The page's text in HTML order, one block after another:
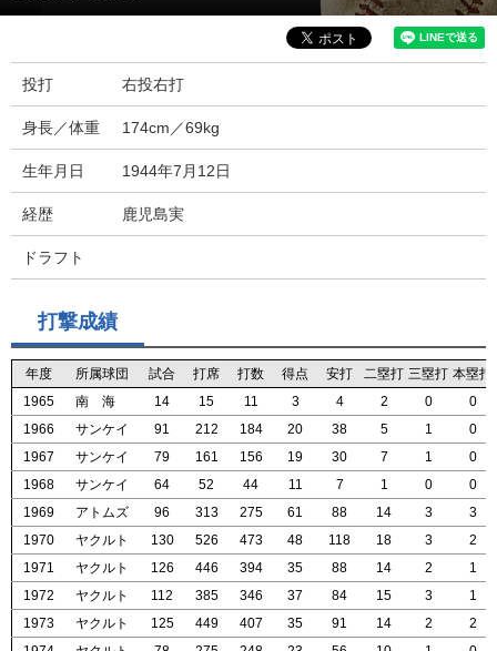
投打 右投右打
身長／体重 174cm／69kg
生年月日 1944年7月12日
経歴 鹿児島実
ドラフト
打撃成績
年度 所属球団 試合 打席 打数 得点 安打 二塁打 三塁打 本塁打
1965
南 海 14 15 11 3 4 2 0
0
1966
サンケイ 91 212 184 20 38 5 1
0
1967
サンケイ 79 161 156 19 30 7 1
0
1968
サンケイ 64 52 44 11 7 1 0
0
1969
アトムズ 96 313 275 61 88 14 3
3
1970
ヤクルト 130 526 473 48 118 18 3
2
1971
ヤクルト 126 446 394 35 88 14 2
1
1972
ヤクルト 112 385 346 37 84 15 3
1
1973
ヤクルト 125 449 407 35 91 14 2
2
年度 所属球団 試合 打席 打数 得点 安打 二塁打 三塁打 本塁打
1965
南 海 14 15 11 3 4 2 0
0
1966
サンケイ 91 212 184 20 38 5 1
0
1967
サンケイ 79 161 156 19 30 7 1
0
1968
サンケイ 64 52 44 11 7 1 0
0
1969
アトムズ 96 313 275 61 88 14 3
3
1970
ヤクルト 130 526 473 48 118 18 3
2
1971
ヤクルト 126 446 394 35 88 14 2
1
1972
ヤクルト 112 385 346 37 84 15 3
1
1973
ヤクルト 125 449 407 35 91 14 2
2
年度 所属球団 試合 打席 打数 得点 安打 二塁打 三塁打 本塁打
1965
南 海 14 15 11 3 4 2 0
0
1966
サンケイ 91 212 184 20 38 5 1
0
1967
サンケイ 79 161 156 19 30 7 1
0
1968
サンケイ 64 52 44 11 7 1 0
0
1969
アトムズ 96 313 275 61 88 14 3
3
1970
ヤクルト 130 526 473 48 118 18 3
2
1971
ヤクルト 126 446 394 35 88 14 2
1
1972
ヤクルト 112 385 346 37 84 15 3
1
1973
ヤクルト 125 449 407 35 91 14 2
2
年度 所属球団 試合 打席 打数 得点 安打 二塁打 三塁打 本塁打
1965
南 海 14 15 11 3 4 2 0
0
1966
サンケイ 91 212 184 20 38 5 1
0
1967
サンケイ 79 161 156 19 30 7 1
0
1968
サンケイ 64 52 44 11 7 1 0
0
1969
アトムズ 96 313 275 61 88 14 3
3
1970
ヤクルト 130 526 473 48 118 18 3
2
1971
ヤクルト 126 446 394 35 88 14 2
1
1972
ヤクルト 112 385 346 37 84 15 3
1
1973
ヤクルト 125 449 407 35 91 14 2
2